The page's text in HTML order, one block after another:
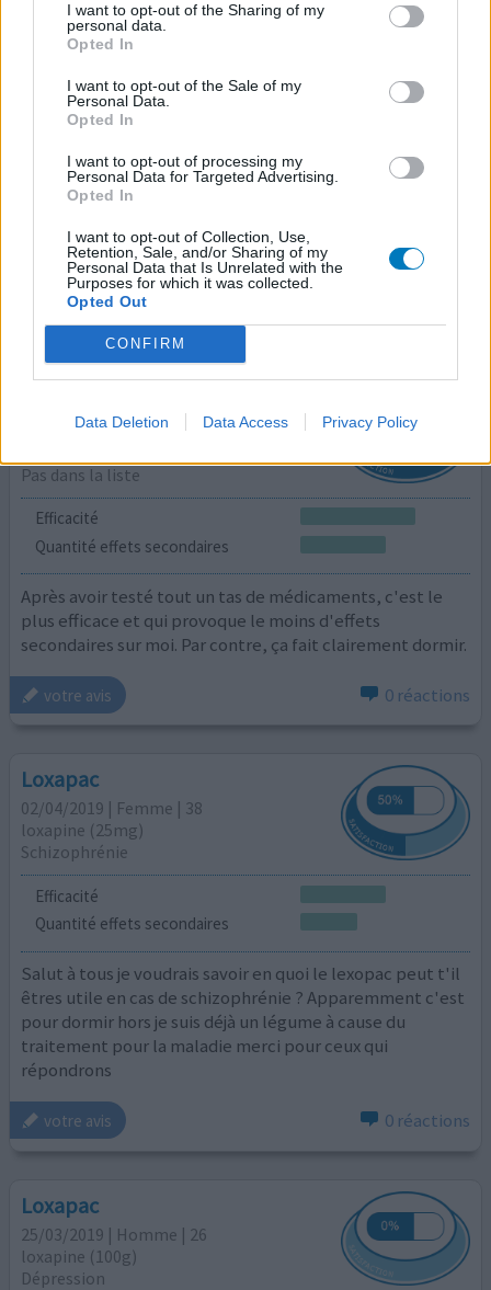
I want to opt-out of the Sharing of my
personal data.
Opted In
I want to opt-out of the Sale of my
Personal Data.
Opted In
I want to opt-out of processing my
Personal Data for Targeted Advertising.
Opted In
I want to opt-out of Collection, Use,
Retention, Sale, and/or Sharing of my
Personal Data that Is Unrelated with the
Purposes for which it was collected.
Opted Out
CONFIRM
Data Deletion Data Access Privacy Policy
Loxapac
27/06/2020 | Homme | 34
loxapine (50mg)
Pas dans la liste
Efficacité
Quantité effets secondaires
moi quand je prend ce médicament j'ai envie de marché
sans arret et je me sans mal et angoissée
votre avis
22/09/2019 | Femme | 24
Pas dans la liste
Efficacité
Quantité effets secondaires
Après avoir testé tout un tas de médicaments, c'est le
plus efficace et qui provoque le moins d'effets
secondaires sur moi. Par contre, ça fait clairement dormir.
votre avis 0 réactions
Loxapac
02/04/2019 | Femme | 38
loxapine (25mg)
Schizophrénie
Efficacité
Quantité effets secondaires
Salut à tous je voudrais savoir en quoi le lexopac peut t'il
êtres utile en cas de schizophrénie ? Apparemment c'est
pour dormir hors je suis déjà un légume à cause du
traitement pour la maladie merci pour ceux qui
répondrons
votre avis 0 réactions
Loxapac
25/03/2019 | Homme | 26
loxapine (100g)
Dépression